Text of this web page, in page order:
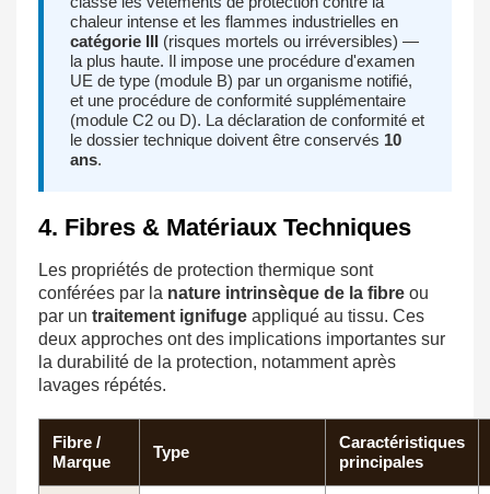
chaleur intense et les flammes industrielles en
catégorie III (risques mortels ou irréversibles) —
la plus haute. Il impose une procédure d'examen
UE de type (module B) par un organisme notifié,
et une procédure de conformité supplémentaire
(module C2 ou D). La déclaration de conformité et
le dossier technique doivent être conservés 10
ans.
4. Fibres & Matériaux Techniques
Les propriétés de protection thermique sont
conférées par la nature intrinsèque de la fibre ou
par un traitement ignifuge appliqué au tissu. Ces
deux approches ont des implications importantes sur
la durabilité de la protection, notamment après
lavages répétés.
Fibre /
Marque
Type
Caractéristiques
principales